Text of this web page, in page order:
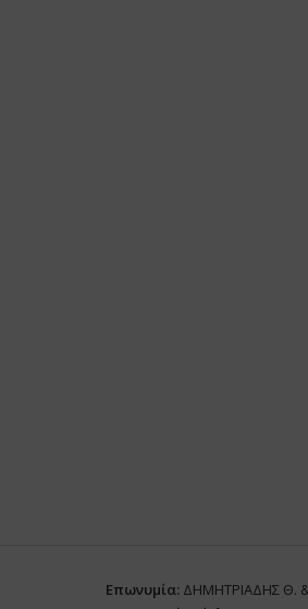
Επωνυμία: ΔΗΜΗΤΡΙΑΔΗΣ Θ. &